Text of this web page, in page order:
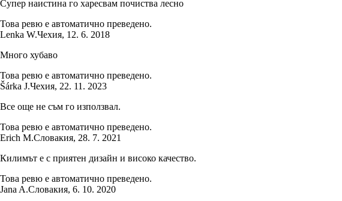
Супер наистина го харесвам почиства лесно
Това ревю е автоматично преведено.
Lenka W.Чехия, 12. 6. 2018
Много хубаво
Това ревю е автоматично преведено.
Šárka J.Чехия, 22. 11. 2023
Все още не съм го използвал.
Това ревю е автоматично преведено.
Erich M.Словакия, 28. 7. 2021
Килимът е с приятен дизайн и високо качество.
Това ревю е автоматично преведено.
Jana A.Словакия, 6. 10. 2020